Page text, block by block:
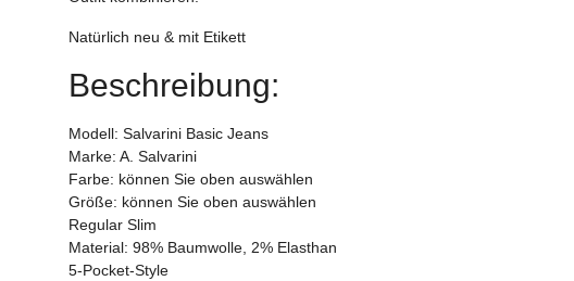
Natürlich neu & mit Etikett
Beschreibung:
Modell: Salvarini Basic Jeans
Marke: A. Salvarini
Farbe: können Sie oben auswählen
Größe: können Sie oben auswählen
Regular Slim
Material: 98% Baumwolle, 2% Elasthan
5-Pocket-Style